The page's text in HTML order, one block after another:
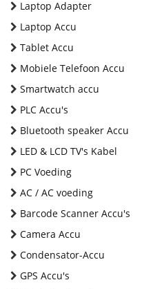
Laptop Adapter
Laptop Accu
Tablet Accu
Mobiele Telefoon Accu
Smartwatch accu
PLC Accu's
Bluetooth speaker Accu
LED & LCD TV's Kabel
PC Voeding
AC / AC voeding
Barcode Scanner Accu's
Camera Accu
Condensator-Accu
GPS Accu's